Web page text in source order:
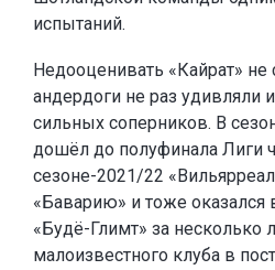
испытаний.
Недооценивать «Кайрат» не
андердоги не раз удивляли
сильных соперников. В
дошёл до полуфинала Лиги
сезоне-2021/22
«Баварию» и тоже оказался
«Будё-Глимт» за несколько
малоизвестного клуба в